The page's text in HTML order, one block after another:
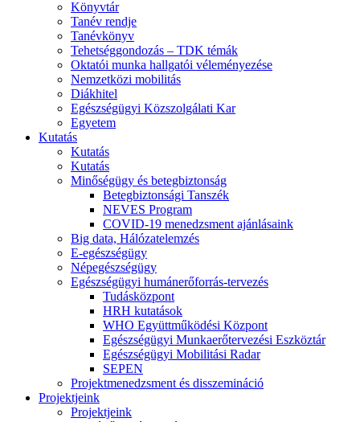
Könyvtár
Tanév rendje
Tanévkönyv
Tehetséggondozás – TDK témák
Oktatói munka hallgatói véleményezése
Nemzetközi mobilitás
Diákhitel
Egészségügyi Közszolgálati Kar
Egyetem
Kutatás
Kutatás
Kutatás
Minőségügy és betegbiztonság
Betegbiztonsági Tanszék
NEVES Program
COVID-19 menedzsment ajánlásaink
Big data, Hálózatelemzés
E-egészségügy
Népegészségügy
Egészségügyi humánerőforrás-tervezés
Tudásközpont
HRH kutatások
WHO Együttműködési Központ
Egészségügyi Munkaerőtervezési Eszköztár
Egészségügyi Mobilitási Radar
SEPEN
Projektmenedzsment és disszemináció
Projektjeink
Projektjeink